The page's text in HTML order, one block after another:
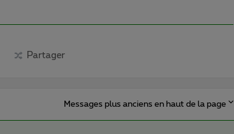
Partager
Messages plus anciens en haut de la page